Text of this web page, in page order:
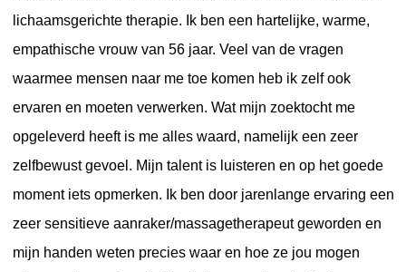
lichaamsgerichte therapie. Ik ben een hartelijke, warme,
empathische vrouw van 56 jaar. Veel van de vragen
waarmee mensen naar me toe komen heb ik zelf ook
ervaren en moeten verwerken. Wat mijn zoektocht me
opgeleverd heeft is me alles waard, namelijk een zeer
zelfbewust gevoel. Mijn talent is luisteren en op het goede
moment iets opmerken. Ik ben door jarenlange ervaring een
zeer sensitieve aanraker/massagetherapeut geworden en
mijn handen weten precies waar en hoe ze jou mogen